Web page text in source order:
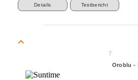
Details Testbericht
7
Oroblu -